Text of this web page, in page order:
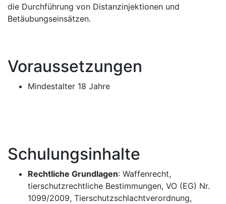
die Durchführung von Distanzinjektionen und
Betäubungseinsätzen.
Voraussetzungen
Mindestalter 18 Jahre
Schulungsinhalte
Rechtliche Grundlagen: Waffenrecht,
tierschutzrechtliche Bestimmungen, VO (EG) Nr.
1099/2009, Tierschutzschlachtverordnung,